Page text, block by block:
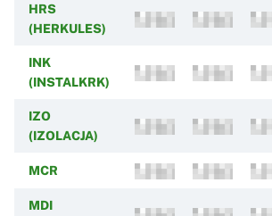
HRS
(HERKULES)
INK
(INSTALKRK)
IZO
(IZOLACJA)
MCR
MDI